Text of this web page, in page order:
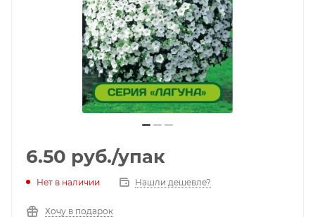
6.50 руб./упак
Нет в наличии Нашли дешевле?
Хочу в подарок